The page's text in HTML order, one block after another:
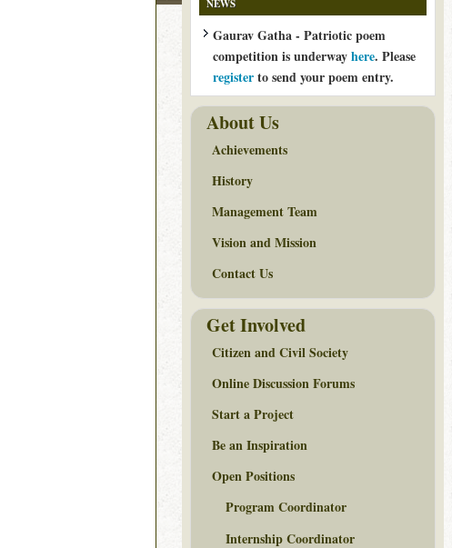
NEWS
Gaurav Gatha - Patriotic poem
competition is underwayhere. Please
registerto send your poem entry.
About Us
Achievements
History
Management Team
Vision and Mission
Contact Us
Get Involved
Citizen and Civil Society
Online Discussion Forums
Start a Project
Be an Inspiration
Open Positions
Program Coordinator
Internship Coordinator